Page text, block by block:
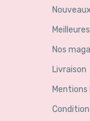
Nos
Livraison
Mentions